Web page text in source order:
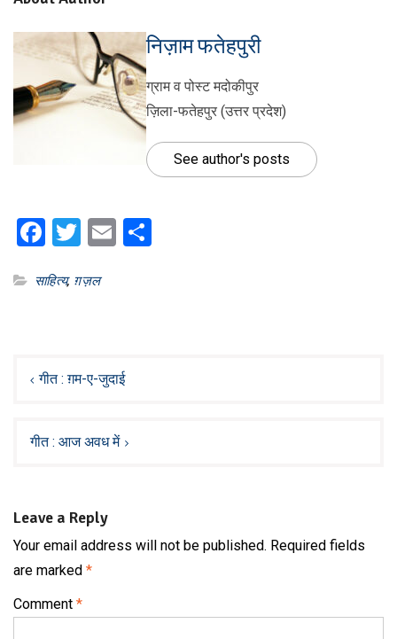
निज़ाम फतेहपुरी
ग्राम व पोस्ट मदोकीपुर
ज़िला-फतेहपुर (उत्तर प्रदेश)
See author's posts
Facebook
Twitter
Email
साहित्य, ग़ज़ल
navigation
गीत : ग़म-ए-जुदाई
गीत : आज अवध में
Leave a Reply
Your email address will not be published. Required fields
are marked *
Comment *